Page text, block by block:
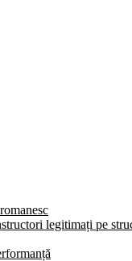
legitimați pe